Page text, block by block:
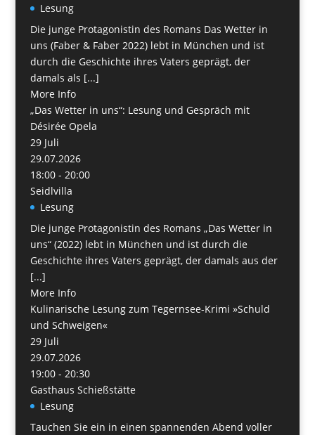
Lesung
Die junge Protagonistin des Romans Das Wetter in
uns (Faber & Faber 2022) lebt in München und ist
durch die Geschichte ihres Vaters geprägt, der
damals als [...]
More Info
„Das Wetter in uns“: Lesung und Gespräch mit
Désirée Opela
29 Juli
29.07.2026
18:00 - 20:00
Seidlvilla
Lesung
Die junge Protagonistin des Romans „Das Wetter in
uns“ (2022) lebt in München und ist durch die
Geschichte ihres Vaters geprägt, der damals aus der
[...]
More Info
Kulinarische Lesung zum Tegernsee-Krimi »Schuld
und Schweigen«
29 Juli
29.07.2026
19:00 - 20:30
Gasthaus Schießstätte
Lesung
Tauchen Sie ein in einen spannenden Abend voller